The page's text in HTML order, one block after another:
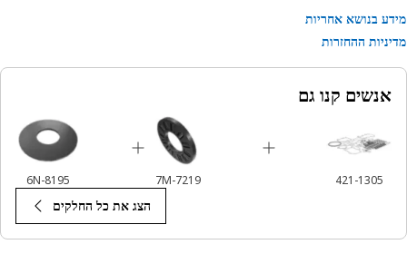
בנושא אחריות
ההחזרות
אנשים קנו גם
421-1305
7M-7219
6N-8195
הצג את כל החלקים